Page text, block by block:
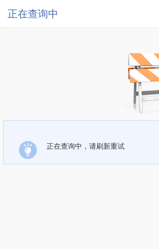
正在查询中
正在查询中，请刷新重试